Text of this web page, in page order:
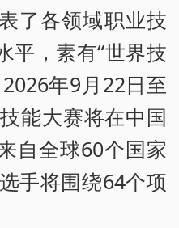
了各领域职业技
平，素有“世界技
年9月22日至
能大赛将在中国
自全球60个国家
手将围绕64个项